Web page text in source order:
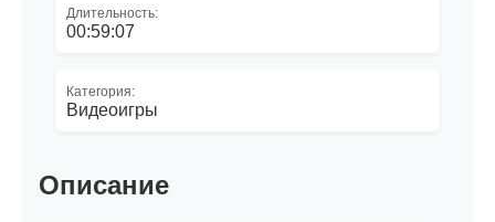
Длительность:
00:59:07
Категория:
Видеоигры
Описание